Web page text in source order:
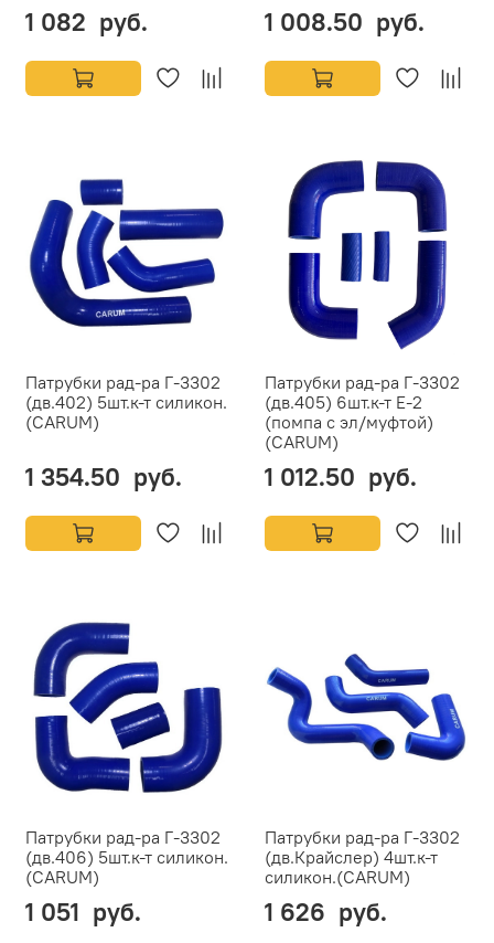
1 082 руб. 1 008.50 руб.
Патрубки рад-ра Г-3302
(дв.402) 5шт.к-т силикон.
(CARUM)
1 354.50 руб.
Патрубки рад-ра Г-3302
(дв.405) 6шт.к-т Е-2
(помпа с эл/муфтой)
(CARUM)
1 012.50 руб.
Патрубки рад-ра Г-3302
(дв.406) 5шт.к-т силикон.
(CARUM)
1 051 руб.
Патрубки рад-ра Г-3302
(дв.Крайслер) 4шт.к-т
силикон.(CARUM)
1 626 руб.